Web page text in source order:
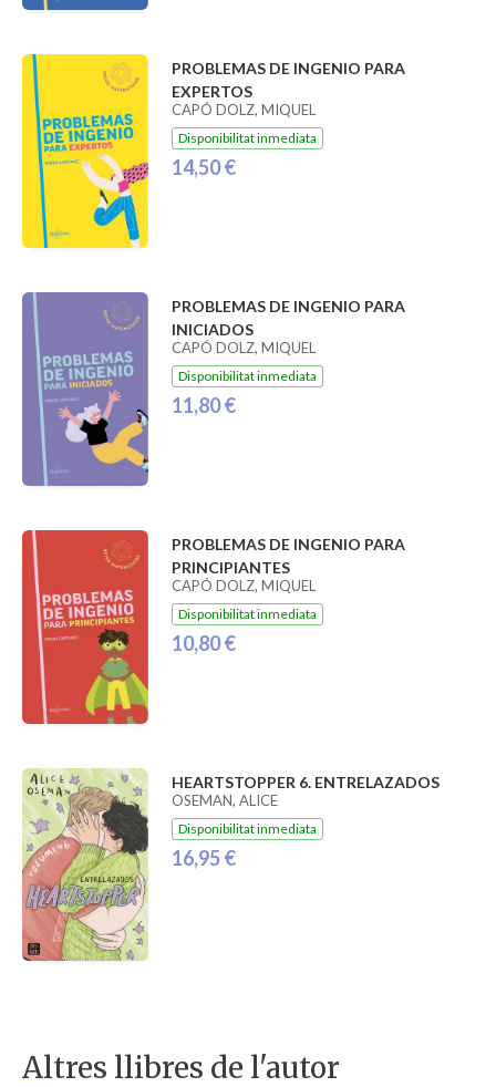
PROBLEMAS DE INGENIO PARA
EXPERTOS
CAPÓ DOLZ, MIQUEL
Disponibilitat inmediata
14,50 €
PROBLEMAS DE INGENIO PARA
INICIADOS
CAPÓ DOLZ, MIQUEL
Disponibilitat inmediata
11,80 €
PROBLEMAS DE INGENIO PARA
PRINCIPIANTES
CAPÓ DOLZ, MIQUEL
Disponibilitat inmediata
10,80 €
HEARTSTOPPER 6. ENTRELAZADOS
OSEMAN, ALICE
Disponibilitat inmediata
16,95 €
Altres llibres de l'autor